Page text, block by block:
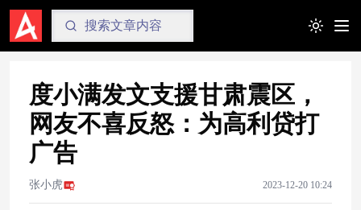
Toggle
度小满发文支援甘肃震区，
网友不喜反怒：为高利贷打
广告
张小虎 2023-12-20 10:24